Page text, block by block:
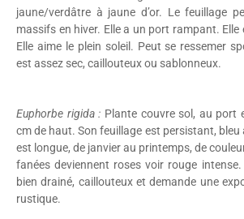
jaune/verdâtre à jaune d’or. Le feuillage
massifs en hiver. Elle a un port rampant. Elle
Elle aime le plein soleil. Peut se ressemer
est assez sec, caillouteux ou sablonneux.
Euphorbe rigida : Plante couvre sol, au port
cm de haut. Son feuillage est persistant,
est longue, de janvier au printemps, de
fanées deviennent roses voir rouge
bien drainé, caillouteux et demande une
rustique.